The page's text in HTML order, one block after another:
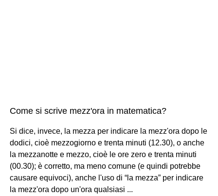
Come si scrive mezz'ora in matematica?
Si dice, invece, la mezza per indicare la mezz'ora dopo le
dodici, cioè mezzogiorno e trenta minuti (12.30), o anche
la mezzanotte e mezzo, cioè le ore zero e trenta minuti
(00.30); è corretto, ma meno comune (e quindi potrebbe
causare equivoci), anche l'uso di “la mezza” per indicare
la mezz'ora dopo un'ora qualsiasi ...